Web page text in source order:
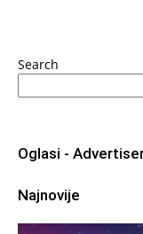
Search
Oglasi -
Najnovije